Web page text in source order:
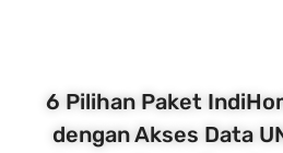
6 Pilihan Paket
dengan Akses Data